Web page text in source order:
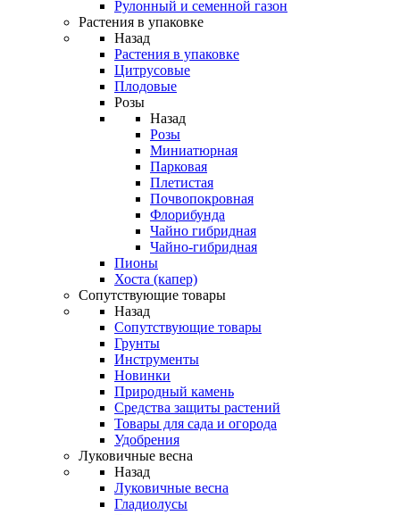
Рулонный и семенной газон
Растения в упаковке
Назад
Растения в упаковке
Цитрусовые
Плодовые
Розы
Назад
Розы
Миниатюрная
Парковая
Плетистая
Почвопокровная
Флорибунда
Чайно гибридная
Чайно-гибридная
Пионы
Хоста (капер)
Сопутствующие товары
Назад
Сопутствующие товары
Грунты
Инструменты
Новинки
Природный камень
Средства защиты растений
Товары для сада и огорода
Удобрения
Луковичные весна
Назад
Луковичные весна
Гладиолусы